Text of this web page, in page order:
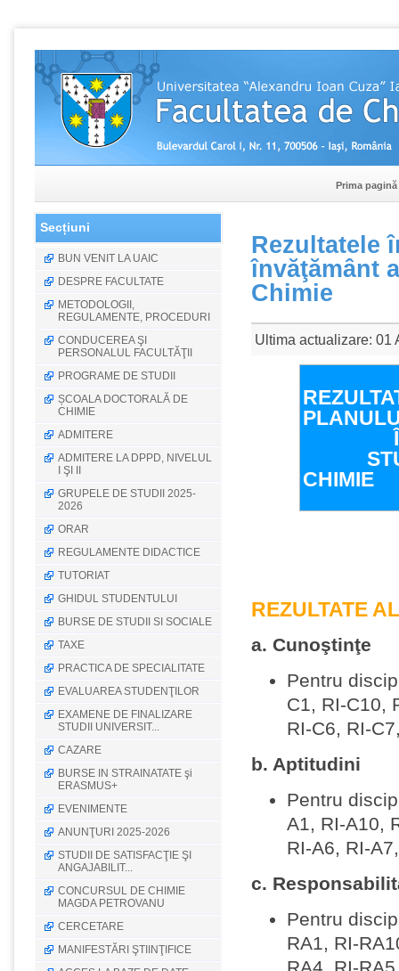
Prima pagină
Secțiuni
BUN VENIT LA UAIC
DESPRE FACULTATE
METODOLOGII,
REGULAMENTE, PROCEDURI
CONDUCEREA ŞI
PERSONALUL FACULTĂŢII
PROGRAME DE STUDII
ȘCOALA DOCTORALĂ DE
CHIMIE
ADMITERE
ADMITERE LA DPPD, NIVELUL
I ŞI II
GRUPELE DE STUDII 2025-
2026
ORAR
REGULAMENTE DIDACTICE
TUTORIAT
GHIDUL STUDENTULUI
BURSE DE STUDII SI SOCIALE
TAXE
PRACTICA DE SPECIALITATE
EVALUAREA STUDENŢILOR
EXAMENE DE FINALIZARE
STUDII UNIVERSIT...
CAZARE
BURSE IN STRAINATATE şi
ERASMUS+
EVENIMENTE
ANUNŢURI 2025-2026
STUDII DE SATISFACŢIE ŞI
ANGAJABILIT...
CONCURSUL DE CHIMIE
MAGDA PETROVANU
CERCETARE
MANIFESTĂRI ŞTIINŢIFICE
Rezultatele
învăţământ
Chimie
Ultima actualizare: 01
STUDII
CHIMIE
REZULTATE
a. Cunoştinţe
Pentru
C1, RI-C10,
RI-C6, RI-
b. Aptitudini
Pentru
A1, RI-A10,
RI-A6, RI-
c.
Pentru
RA1, RI-